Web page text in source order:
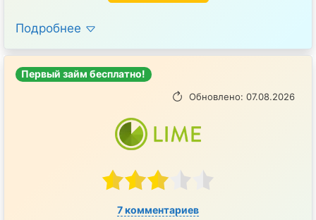
Подробнее
Первый займ бесплатно!
Обновлено: 07.08.2026
7 комментариев